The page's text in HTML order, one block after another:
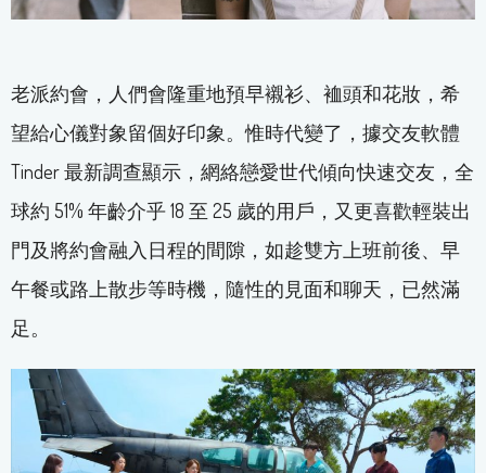
老派約會，人們會隆重地預早襯衫、裇頭和花妝，希
望給心儀對象留個好印象。惟時代變了，據交友軟體
Tinder 最新調查顯示，網絡戀愛世代傾向快速交友，全
球約 51% 年齡介乎 18 至 25 歲的用戶，又更喜歡輕裝出
門及將約會融入日程的間隙，如趁雙方上班前後、早
午餐或路上散步等時機，隨性的見面和聊天，已然滿
足。